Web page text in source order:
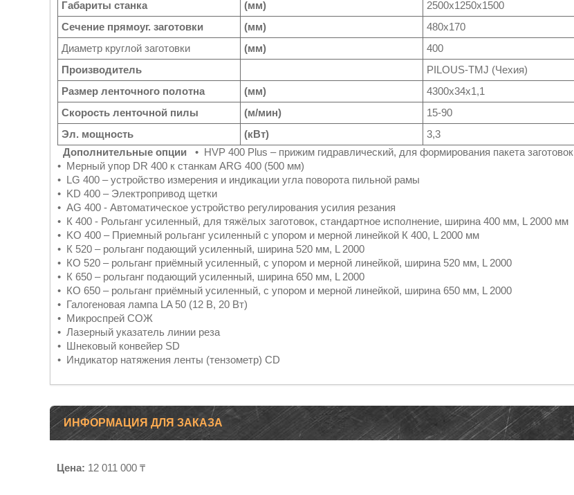
Габариты станка
(мм)
2500х1250х1500
Сечение прямоуг. заготовки
(мм)
480х170
Диаметр круглой заготовки
(мм)
400
Производитель
PILOUS-TMJ (Чехия)
Размер ленточного полотна
(мм)
4300x34x1,1
Скорость ленточной пилы
(м/мин)
15-90
Эл. мощность
(кВт)
3,3
Дополнительные опции
• HVP 400 Plus – прижим гидравлический, для формирования пакета заготовок
• Мерный упор DR 400 к станкам ARG 400 (500 мм)
• LG 400 – устройство измерения и индикации угла поворота пильной рамы
• KD 400 – Электропривод щетки
• AG 400 - Автоматическое устройство регулирования усилия резания
• К 400 - Рольганг усиленный, для тяжёлых заготовок, стандартное исполнение, ширина 400 мм, L 2000 мм
• KО 400 – Приемный рольганг усиленный с упором и мерной линейкой К 400, L 2000 мм
• К 520 – рольганг подающий усиленный, ширина 520 мм, L 2000
• КО 520 – рольганг приёмный усиленный, с упором и мерной линейкой, ширина 520 мм, L 2000
• К 650 – рольганг подающий усиленный, ширина 650 мм, L 2000
• КО 650 – рольганг приёмный усиленный, с упором и мерной линейкой, ширина 650 мм, L 2000
• Галогеновая лампа LA 50 (12 В, 20 Вт)
• Микроспрей СОЖ
• Лазерный указатель линии реза
• Шнековый конвейер SD
• Индикатор натяжения ленты (тензометр) CD
ИНФОРМАЦИЯ ДЛЯ ЗАКАЗА
Цена: 12 011 000 ₸